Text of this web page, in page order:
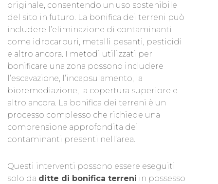
originale, consentendo un uso sostenibile
del sito in futuro. La bonifica dei terreni può
includere l’eliminazione di contaminanti
come idrocarburi, metalli pesanti, pesticidi
e altro ancora. I metodi utilizzati per
bonificare una zona possono includere
l’escavazione, l’incapsulamento, la
bioremediazione, la copertura superiore e
altro ancora. La bonifica dei terreni è un
processo complesso che richiede una
comprensione approfondita dei
contaminanti presenti nell’area.
Questi interventi possono essere eseguiti
solo da ditte di bonifica terreni in possesso